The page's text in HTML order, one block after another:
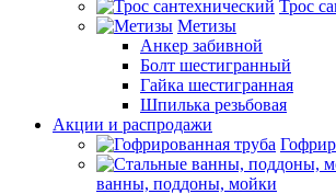
Трос
Метизы
Анкер забивной
Болт шестигранный
Гайка шестигранная
Шпилька резьбовая
Акции и распродажи
ванны, поддоны, мойки